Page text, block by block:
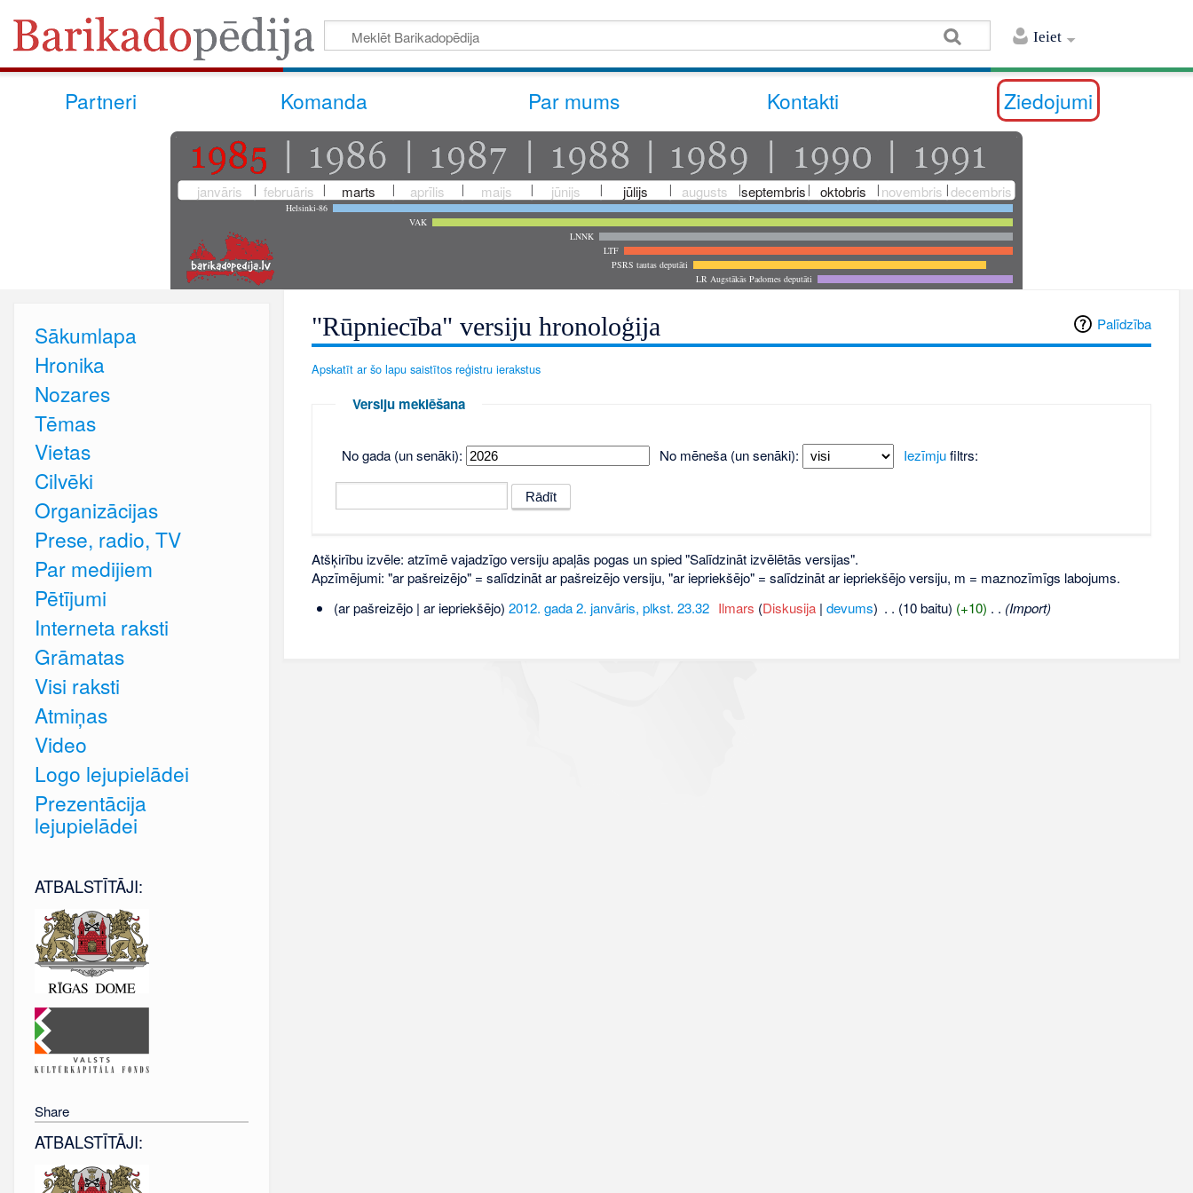
Ieiet
Partneri Komanda Par mums Kontakti Ziedojumi
janvāris februāris marts aprīlis maijs jūnijs jūlijs augusts septembris oktobris novembris decembris
Helsinki-86
VAK
LNNK
LTF
PSRS tautas deputāti
LR Augstākās Padomes deputāti
Palīdzība
"Rūpniecība" versiju hronoloģija
Apskatīt ar šo lapu saistītos reģistru ierakstus
Versiju meklēšana
No gada (un senāki): No mēneša (un senāki): Iezīmjufiltrs:
Atšķirību izvēle: atzīmē vajadzīgo versiju apaļās pogas un spied "Salīdzināt izvēlētās versijas".
Apzīmējumi: "ar pašreizējo" = salīdzināt ar pašreizējo versiju, "ar iepriekšējo" = salīdzināt ar iepriekšējo versiju, m = maznozīmīgs labojums.
(ar pašreizējo | ar iepriekšējo) 2012. gada 2. janvāris, plkst. 23.32‎ Ilmars (Diskusija| devums) . . (10 baitu) (+10) . . (Import)
Sākumlapa
Hronika
Nozares
Tēmas
Vietas
Cilvēki
Organizācijas
Prese, radio, TV
Par medijiem
Pētījumi
Interneta raksti
Grāmatas
Visi raksti
Atmiņas
Video
Logo lejupielādei
Prezentācija
lejupielādei
ATBALSTĪTĀJI:
Share
ATBALSTĪTĀJI: